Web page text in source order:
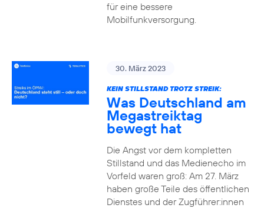
für eine bessere
Mobilfunkversorgung.
30. März 2023
KEIN STILLSTAND TROTZ STREIK:
Was Deutschland am
Megastreiktag
bewegt hat
Die Angst vor dem kompletten
Stillstand und das Medienecho im
Vorfeld waren groß: Am 27. März
haben große Teile des öffentlichen
Dienstes und der Zugführer:innen